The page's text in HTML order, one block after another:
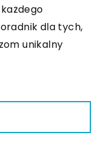
dla tych,
unikalny